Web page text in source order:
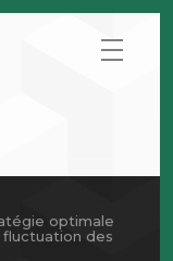
optimale
des